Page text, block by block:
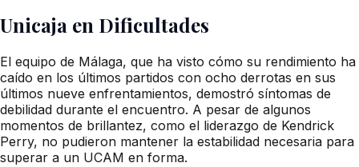
Unicaja en Dificultades
El equipo de Málaga, que ha visto cómo su rendimiento ha
caído en los últimos partidos con ocho derrotas en sus
últimos nueve enfrentamientos, demostró síntomas de
debilidad durante el encuentro. A pesar de algunos
momentos de brillantez, como el liderazgo de Kendrick
Perry, no pudieron mantener la estabilidad necesaria para
superar a un UCAM en forma.